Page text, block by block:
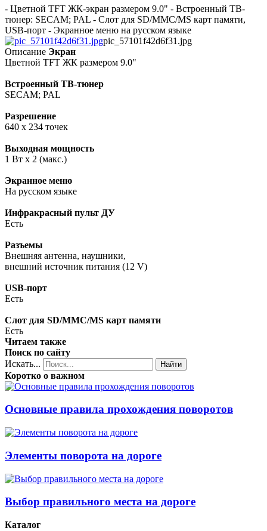
- Цветной TFT ЖК-экран размером 9.0" - Встроенный ТВ-
тюнер: SECAM; PAL - Слот для SD/MMC/MS карт памяти,
USB-порт - Экранное меню на русском языке
pic_57101f42d6f31.jpg
Описание Экран
Цветной TFT ЖК размером 9.0"
Встроенный ТВ-тюнер
SECAM; PAL
Разрешение
640 x 234 точек
Выходная мощность
1 Вт x 2 (макс.)
Экранное меню
На русском языке
Инфракрасный пульт ДУ
Есть
Разъемы
Внешняя антенна, наушники,
внешний источник питания (12 V)
USB-порт
Есть
Слот для SD/MMC/MS карт памяти
Есть
Читаем также
Поиск по сайту
Искать...
Найти
Коротко о важном
Основные правила прохождения поворотов
Элементы поворота на дороге
Выбор правильного места на дороге
Каталог